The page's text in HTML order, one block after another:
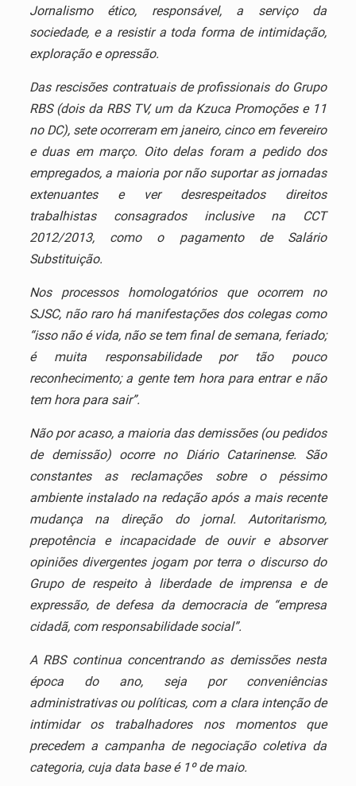
Jornalismo ético, responsável, a serviço da
sociedade, e a resistir a toda forma de intimidação,
exploração e opressão.
Das rescisões contratuais de profissionais do Grupo
RBS (dois da RBS TV, um da Kzuca Promoções e 11
no DC), sete ocorreram em janeiro, cinco em fevereiro
e duas em março. Oito delas foram a pedido dos
empregados, a maioria por não suportar as jornadas
extenuantes e ver desrespeitados direitos
trabalhistas consagrados inclusive na CCT
2012/2013, como o pagamento de Salário
Substituição.
Nos processos homologatórios que ocorrem no
SJSC, não raro há manifestações dos colegas como
“isso não é vida, não se tem final de semana, feriado;
é muita responsabilidade por tão pouco
reconhecimento; a gente tem hora para entrar e não
tem hora para sair”.
Não por acaso, a maioria das demissões (ou pedidos
de demissão) ocorre no Diário Catarinense. São
constantes as reclamações sobre o péssimo
ambiente instalado na redação após a mais recente
mudança na direção do jornal. Autoritarismo,
prepotência e incapacidade de ouvir e absorver
opiniões divergentes jogam por terra o discurso do
Grupo de respeito à liberdade de imprensa e de
expressão, de defesa da democracia de “empresa
cidadã, com responsabilidade social”.
A RBS continua concentrando as demissões nesta
época do ano, seja por conveniências
administrativas ou políticas, com a clara intenção de
intimidar os trabalhadores nos momentos que
precedem a campanha de negociação coletiva da
categoria, cuja data base é 1º de maio.